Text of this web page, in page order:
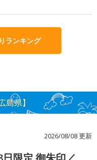
ランキング
県】
2026/08/08 更新